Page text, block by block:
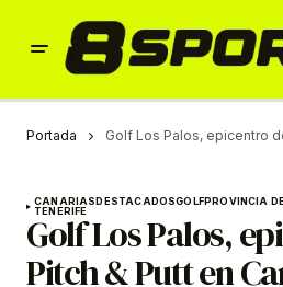
Portada Golf Los Palos, epicentro
CANARIASDESTACADOSGOLFPROVINCIA
TENERIFE
Golf Los Palos,
Pitch & Putt en